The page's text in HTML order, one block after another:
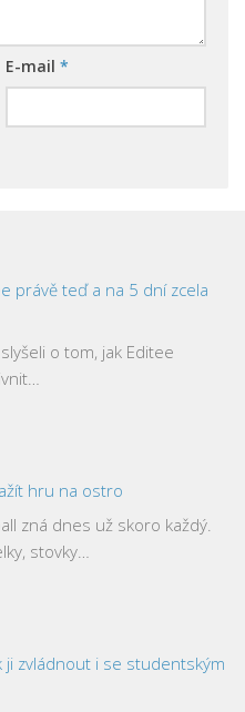
E-mail *
právě teď a na 5 dní zcela
o tom, jak Editee
hru na ostro
zná dnes už skoro každý.
stovky…
ji zvládnout i se studentským